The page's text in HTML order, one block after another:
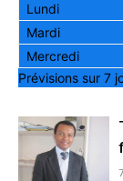
Lundi
Mardi
Mercredi
Prévisions sur 7